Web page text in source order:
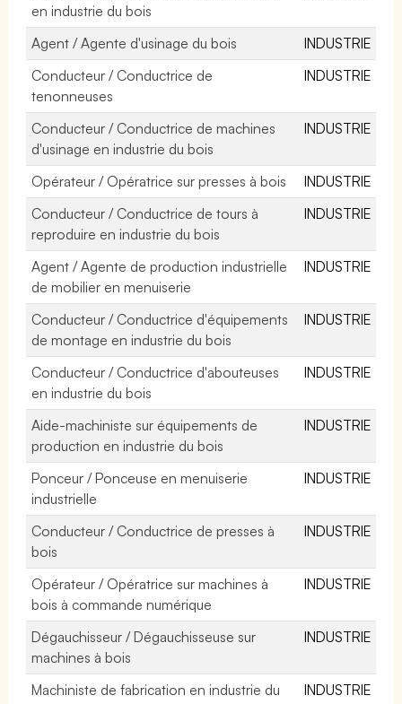
en industrie du bois
Agent / Agente d'usinage du bois
INDUSTRIE
Conducteur / Conductrice de
tenonneuses
INDUSTRIE
Conducteur / Conductrice de machines
d'usinage en industrie du bois
INDUSTRIE
Opérateur / Opératrice sur presses à bois
INDUSTRIE
Conducteur / Conductrice de tours à
reproduire en industrie du bois
INDUSTRIE
Agent / Agente de production industrielle
de mobilier en menuiserie
INDUSTRIE
Conducteur / Conductrice d'équipements
de montage en industrie du bois
INDUSTRIE
Conducteur / Conductrice d'abouteuses
en industrie du bois
INDUSTRIE
Aide-machiniste sur équipements de
production en industrie du bois
INDUSTRIE
Ponceur / Ponceuse en menuiserie
industrielle
INDUSTRIE
Conducteur / Conductrice de presses à
bois
INDUSTRIE
Opérateur / Opératrice sur machines à
bois à commande numérique
INDUSTRIE
Dégauchisseur / Dégauchisseuse sur
machines à bois
INDUSTRIE
Machiniste de fabrication en industrie du
INDUSTRIE